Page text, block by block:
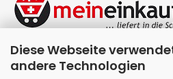
Diese Webseite
andere Technologien